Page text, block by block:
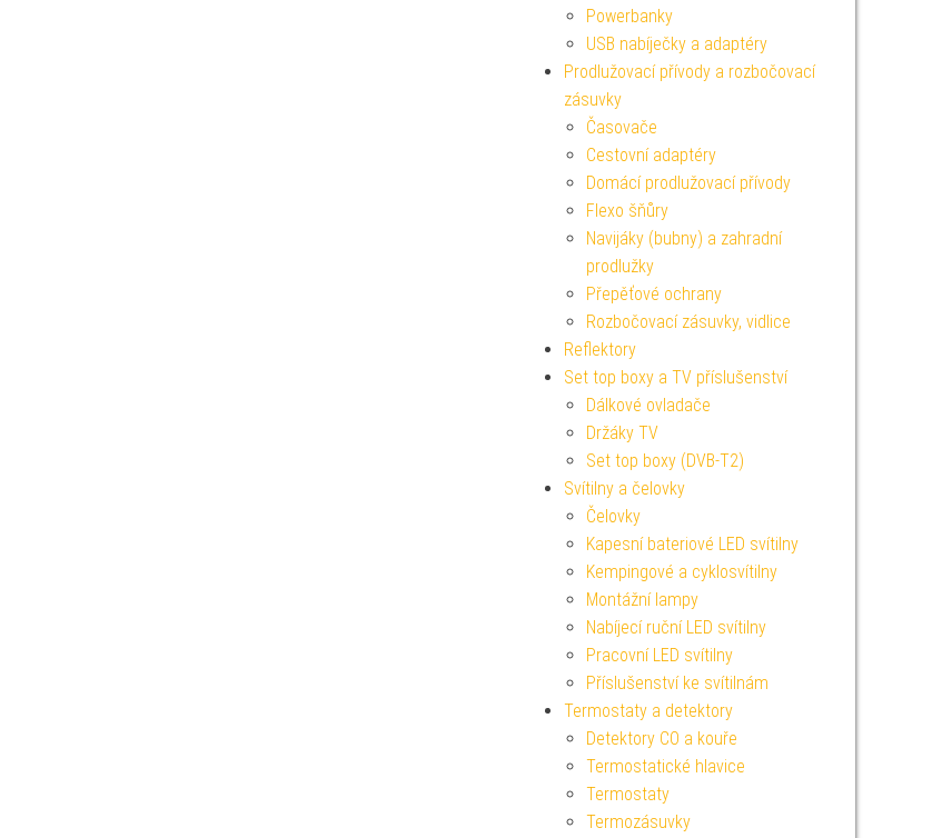
Powerbanky
USB nabíječky a adaptéry
Prodlužovací přívody a rozbočovací
zásuvky
Časovače
Cestovní adaptéry
Domácí prodlužovací přívody
Flexo šňůry
Navijáky (bubny) a zahradní
prodlužky
Přepěťové ochrany
Rozbočovací zásuvky, vidlice
Reflektory
Set top boxy a TV příslušenství
Dálkové ovladače
Držáky TV
Set top boxy (DVB-T2)
Svítilny a čelovky
Čelovky
Kapesní bateriové LED svítilny
Kempingové a cyklosvítilny
Montážní lampy
Nabíjecí ruční LED svítilny
Pracovní LED svítilny
Příslušenství ke svítilnám
Termostaty a detektory
Detektory CO a kouře
Termostatické hlavice
Termostaty
Termozásuvky